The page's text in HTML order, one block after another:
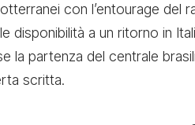
con l’entourage del
disponibilità a un ritorno in
la partenza del centrale
scritta.